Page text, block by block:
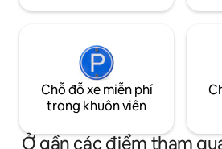
Chỗ đỗ xe miễn phí
trong khuôn viên
Ở gần các điểm tham